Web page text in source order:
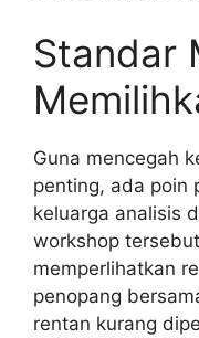
Standar
Guna mencegah
penting, ada poin
keluarga analisis
workshop
memperlihatkan
penopang
rentan kurang